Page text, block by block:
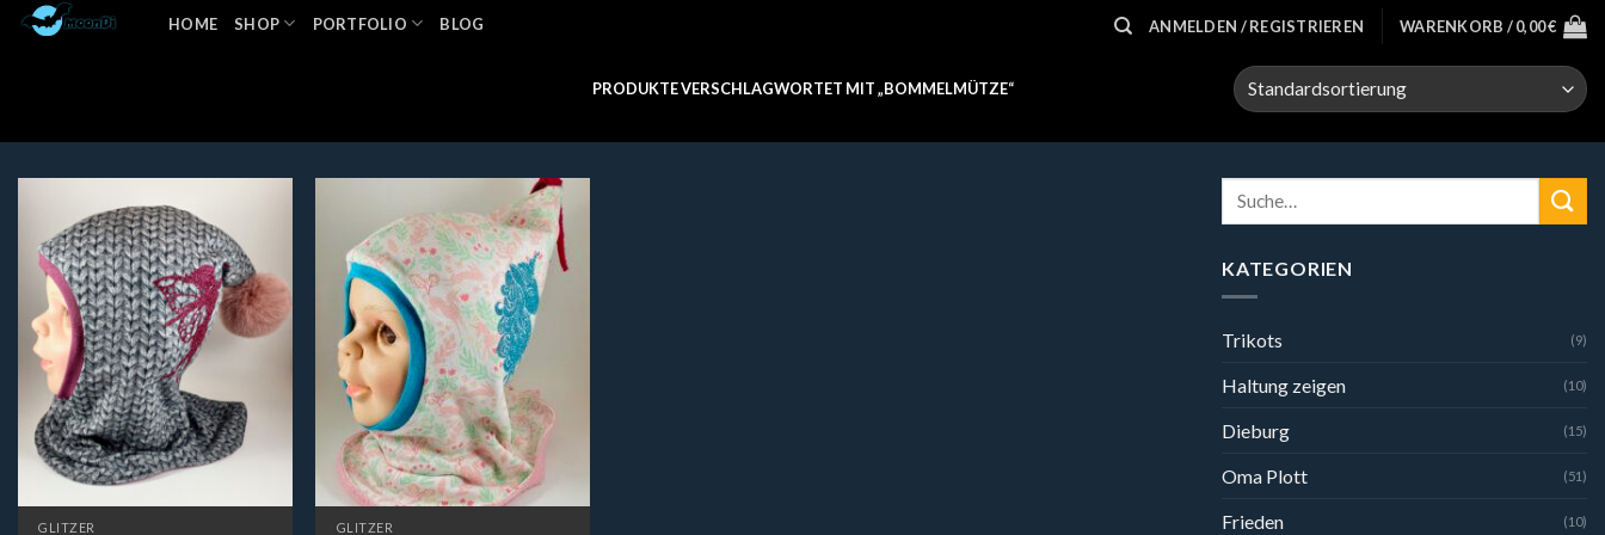
Zum
Inhalt
HOME SHOP PORTFOLIO BLOG ANMELDEN / REGISTRIEREN WARENKORB /0,00€
PRODUKTE VERSCHLAGWORTET MIT „BOMMELMÜTZE“
GLITZER GLITZER
Suche
KATEGORIEN
Trikots (9)
Haltung zeigen (10)
Dieburg (15)
Oma Plott (51)
Frieden (10)